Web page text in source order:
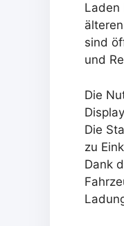
Laden
sind
und
Die
Die
zu
Dank